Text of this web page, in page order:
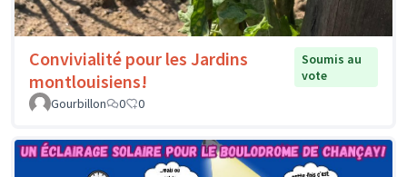
Convivialité pour les Jardins
montlouisiens!
Soumis au
vote
Gourbillon
0 0